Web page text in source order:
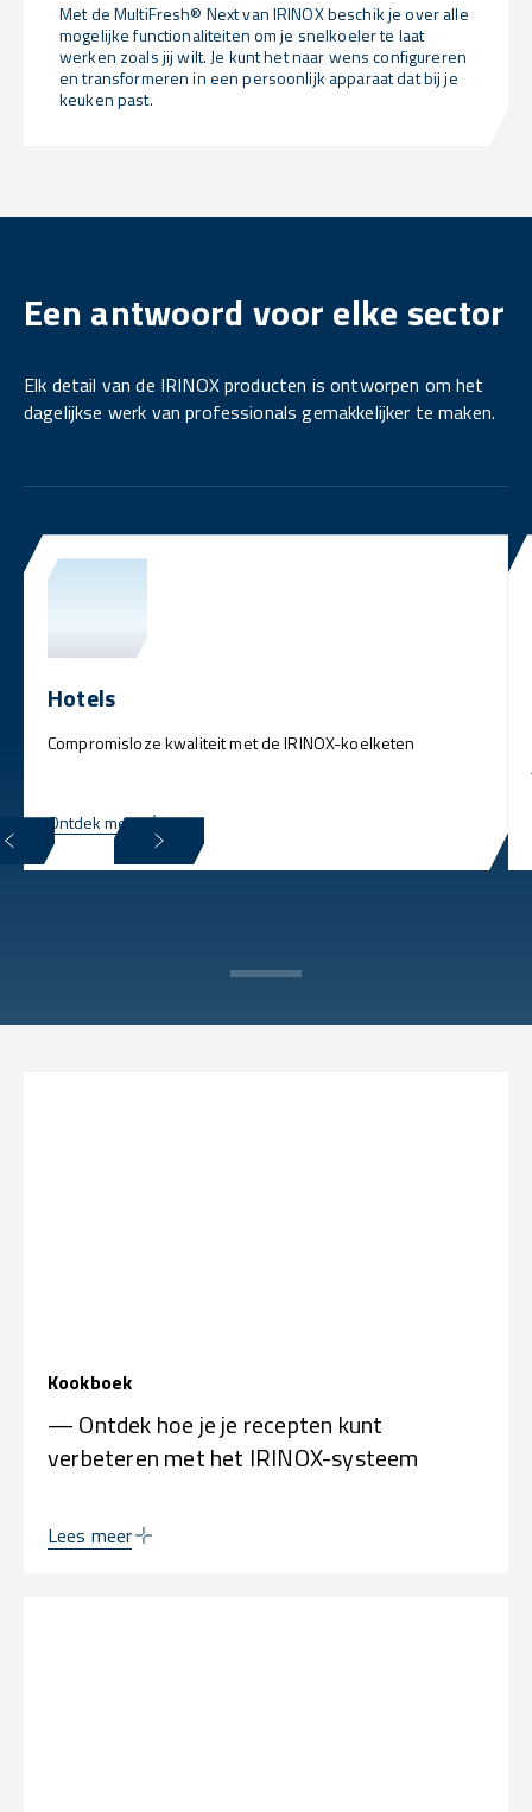
Met de MultiFresh® Next van IRINOX beschik je over alle
mogelijke functionaliteiten om je snelkoeler te laat
werken zoals jij wilt. Je kunt het naar wens configureren
en transformeren in een persoonlijk apparaat dat bij je
keuken past.
Een antwoord voor elke sector
Elk detail van de IRINOX producten is ontworpen om het
dagelijkse werk van professionals gemakkelijker te maken.
Hotels
Compromisloze kwaliteit met de IRINOX-koelketen
Ontdek meer
Kookboek
— Ontdek hoe je je recepten kunt
verbeteren met het IRINOX-systeem
Lees meer